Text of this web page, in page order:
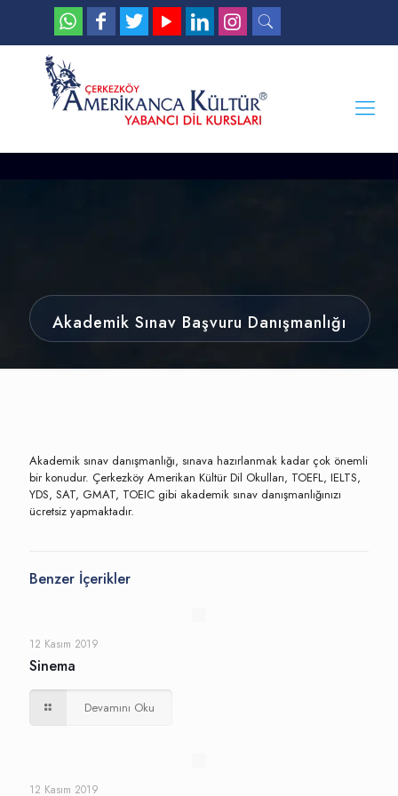
Akademik Sınav Başvuru Danışmanlığı
Akademik sınav danışmanlığı, sınava hazırlanmak kadar çok önemli
bir konudur. Çerkezköy Amerikan Kültür Dil Okulları, TOEFL, IELTS,
YDS, SAT, GMAT, TOEIC gibi akademik sınav danışmanlığınızı
ücretsiz yapmaktadır.
Benzer İçerikler
12 Kasım 2019
Sinema
Devamını Oku
12 Kasım 2019